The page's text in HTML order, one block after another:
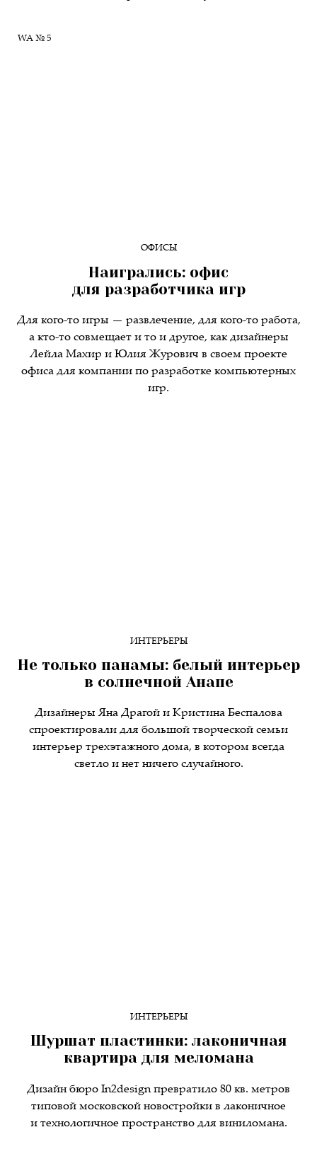
WA № 5
ОФИСЫ
Наигрались: офис
для разработчика игр
Для кого-то игры — развлечение, для кого-то работа,
а кто-то совмещает и то и другое, как дизайнеры
Лейла Махир и Юлия Журович в своем проекте
офиса для компании по разработке компьютерных
игр.
ИНТЕРЬЕРЫ
Не только панамы: белый интерьер
в солнечной Анапе
Дизайнеры Яна Драгой и Кристина Беспалова
спроектировали для большой творческой семьи
интерьер трехэтажного дома, в котором всегда
светло и нет ничего случайного.
ИНТЕРЬЕРЫ
Шуршат пластинки: лаконичная
квартира для меломана
Дизайн бюро In2design превратило 80 кв. метров
типовой московской новостройки в лаконичное
и технологичное пространство для виниломана.